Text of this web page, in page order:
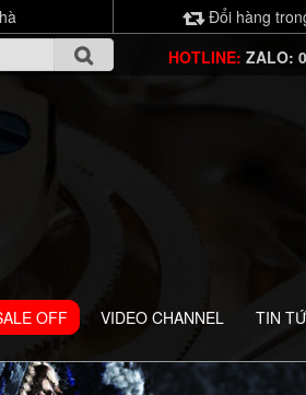
Đổi hàng
HOTLINE: ZALO:
OFF VIDEO CHANNEL TIN